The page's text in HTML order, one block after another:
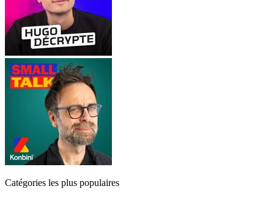
Catégories les plus populaires